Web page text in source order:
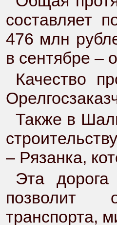
составляет
476 млн
в сентябре –
Качество
Также в
– Рязанка,
Эта
позволит
транспорта,